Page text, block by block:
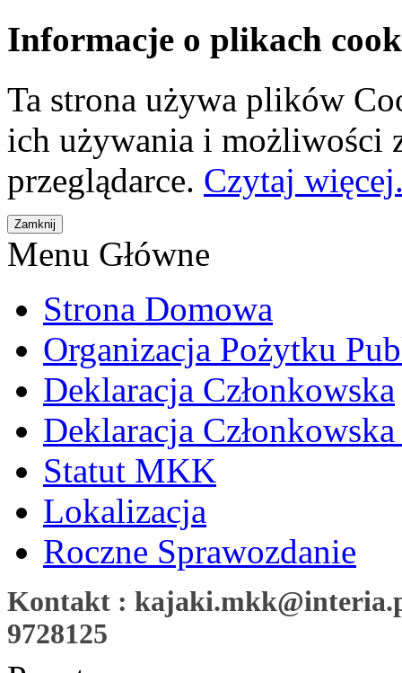
Informacje o plikach
Ta strona używa plików
ich używania i możliwości
przeglądarce. Czytaj
Menu Główne
Strona Domowa
Organizacja Pożytku
Deklaracja Członkowska
Deklaracja
Statut MKK
Lokalizacja
Roczne Sprawozdanie
Kontakt :
9728125